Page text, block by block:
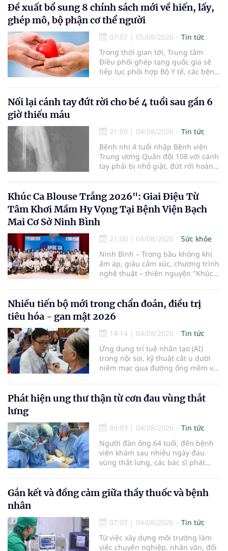
nhận 32.286.360 người, chiếm gần
30% dân số cả nước đã được khám
sức khỏe định kỳ năm nay.
Đề xuất bổ sung 8 chính sách mới về hiến, lấy,
ghép mô, bộ phận cơ thể người
07:07 | 05/08/2026
Tin tức
Trong thời gian tới, Trung tâm
Điều phối ghép tạng quốc gia sẽ
tiếp tục phối hợp Bộ Y tế, các bệnh
cường truyền thông, hoàn thiện
quy trình chuyên môn và hệ thống
hiến và ghép mô tạng.
Nối lại cánh tay đứt rời cho bé 4 tuổi sau gần 6
giờ thiếu máu
21:09 | 04/08/2026
Tin tức
Bệnh nhi 4 tuổi nhập Bệnh viện
Trung ương Quân đội 108 với cánh
tay phải bị nhổ giật, đứt rời hoàn
thương nặng và thời gian thiếu
máu kéo dài, các bác sĩ đã tái lập
tuần hoàn thành công sau ca vi
phẫu kéo dài 3 giờ.
Khúc Ca Blouse Trắng 2026": Giai Điệu Từ
Tâm Khơi Mầm Hy Vọng Tại Bệnh Viện Bạch
Mai Cơ Sở Ninh Bình
21:00 | 04/08/2026
Sức khỏe
Ninh Bình – Trong bầu không khí
ấm áp, giàu cảm xúc, chương trình
nghệ thuật – thiện nguyện "Khúc
điểm dừng chân đầu tiên tại Bệnh
viện Bạch Mai cơ sở Ninh Bình.
Nhiều tiến bộ mới trong chẩn đoán, điều trị
tiêu hóa - gan mật 2026
14:14 | 04/08/2026
Tin tức
Ứng dụng trí tuệ nhân tạo (AI)
trong nội soi, kỹ thuật cắt u dưới
niêm mạc qua đường ống mềm và
là những nội dung trọng tâm được
báo cáo tại Hội thảo khoa học cập
tiêu hóa - gan mật vừa diễn ra
ngày 1/8 tại Bệnh viện Đại học
quốc tế Hồng Bàng.
Phát hiện ung thư thận từ cơn đau vùng thắt
lưng
09:09 | 04/08/2026
Tin tức
Người đàn ông 64 tuổi, đến bệnh
viện khám sau nhiều ngày đau
vùng thắt lưng, các bác sĩ phát
biểu mô tế bào thận. Với khối u còn
ở giai đoạn sớm, người bệnh được
bằng phẫu thuật robot thay vì phải
cắt bỏ toàn bộ quả thận như trước
đây.
Gắn kết và đồng cảm giữa thầy thuốc và bệnh
nhân
07:07 | 04/08/2026
Tin tức
Từ việc xây dựng môi trường làm
việc chuyên nghiệp, nhân văn, đổi